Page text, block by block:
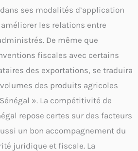
ses modalités d’application
les relations entre
De même que
fiscales avec certains
des exportations, se traduira
des produits agricoles
». La compétitivité de
repose certes sur des facteurs
un bon accompagnement du
juridique et fiscale. La